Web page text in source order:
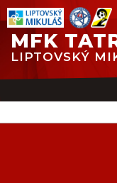
MFK
LIPTOVSKÝ